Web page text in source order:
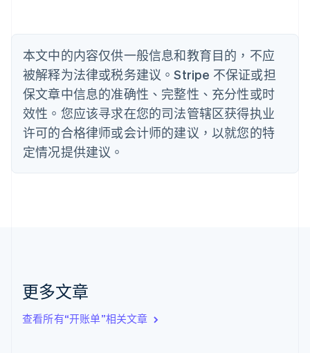
本文中的内容仅供一般信息和教育目的，不应
被解释为法律或税务建议。Stripe 不保证或担
保文章中信息的准确性、完整性、充分性或时
效性。您应该寻求在您的司法管辖区获得执业
许可的合格律师或会计师的建议，以就您的特
定情况提供建议。
更多文章
查看所有“开账单”相关文章
保加利亚
English
比利时
NederlandsFrançaisDeutschEnglish
波兰
English
丹麦
English
德国
DeutschEnglish
法国
捷克
克罗地亚